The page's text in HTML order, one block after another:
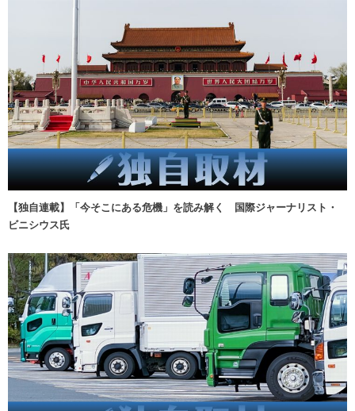
【独自連載】「今そこにある危機」を読み解く 国際ジャーナリスト・
ビニシウス氏